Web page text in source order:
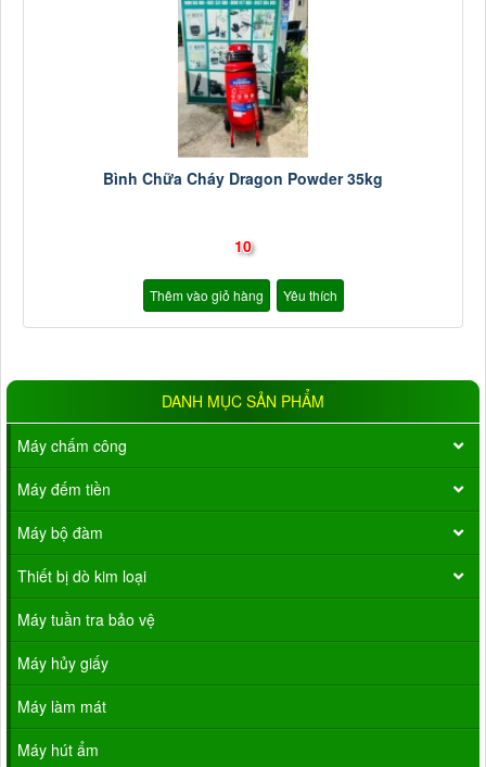
Bình Chữa Cháy Dragon Powder 35kg
10
Thêm vào giỏ hàng Yêu thích
DANH MỤC SẢN PHẨM
Máy chấm công
Máy đếm tiền
Máy bộ đàm
Thiết bị dò kim loại
Máy tuần tra bảo vệ
Máy hủy giấy
Máy làm mát
Máy hút ẩm